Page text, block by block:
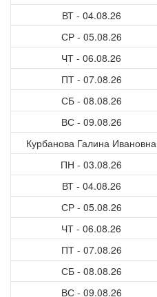
ВТ - 04.08.26
СР - 05.08.26
ЧТ - 06.08.26
ПТ - 07.08.26
СБ - 08.08.26
ВС - 09.08.26
Курбанова Галина Ивановна
ПН - 03.08.26
ВТ - 04.08.26
СР - 05.08.26
ЧТ - 06.08.26
ПТ - 07.08.26
СБ - 08.08.26
ВС - 09.08.26